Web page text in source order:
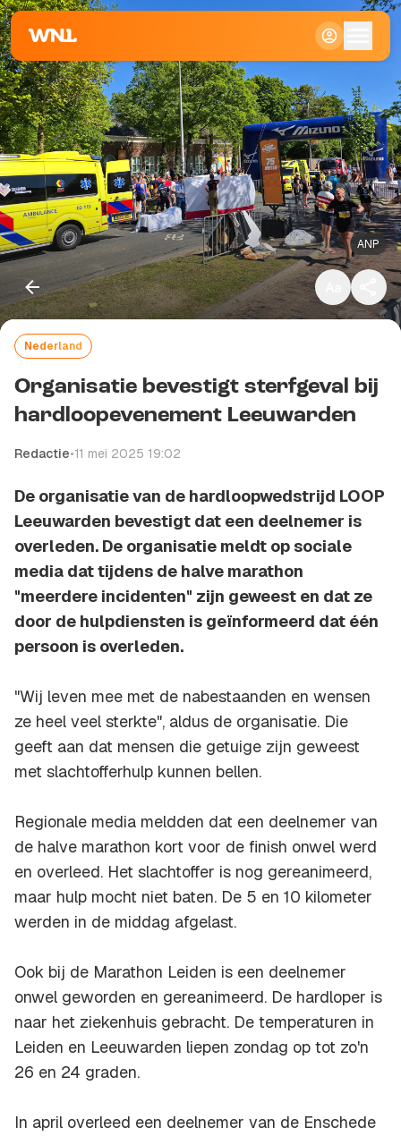
ANP
Klein
Standaard
Groot
Nederland
Organisatie bevestigt sterfgeval bij
hardloopevenement Leeuwarden
Redactie•11 mei 2025 19:02
De organisatie van de hardloopwedstrijd LOOP
Leeuwarden bevestigt dat een deelnemer is
overleden. De organisatie meldt op sociale
media dat tijdens de halve marathon
"meerdere incidenten" zijn geweest en dat ze
door de hulpdiensten is geïnformeerd dat één
persoon is overleden.
"Wij leven mee met de nabestaanden en wensen
ze heel veel sterkte", aldus de organisatie. Die
geeft aan dat mensen die getuige zijn geweest
met slachtofferhulp kunnen bellen.
Regionale media meldden dat een deelnemer van
de halve marathon kort voor de finish onwel werd
en overleed. Het slachtoffer is nog gereanimeerd,
maar hulp mocht niet baten. De 5 en 10 kilometer
werden in de middag afgelast.
Ook bij de Marathon Leiden is een deelnemer
onwel geworden en gereanimeerd. De hardloper is
naar het ziekenhuis gebracht. De temperaturen in
Leiden en Leeuwarden liepen zondag op tot zo'n
26 en 24 graden.
In april overleed een deelnemer van de Enschede